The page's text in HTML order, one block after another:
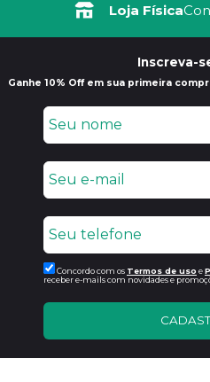
Loja Física
Frete Grátis
Inscreva-
Ganhe 10% Off em sua primeira
Concordo com os Termos de uso e
receber e-mails com novidades e